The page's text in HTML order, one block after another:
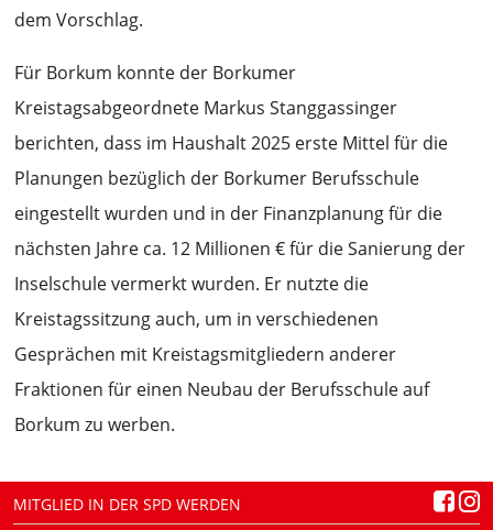
dem Vorschlag.
Für Borkum konnte der Borkumer
Kreistagsabgeordnete Markus Stanggassinger
berichten, dass im Haushalt 2025 erste Mittel für die
Planungen bezüglich der Borkumer Berufsschule
eingestellt wurden und in der Finanzplanung für die
nächsten Jahre ca. 12 Millionen € für die Sanierung der
Inselschule vermerkt wurden. Er nutzte die
Kreistagssitzung auch, um in verschiedenen
Gesprächen mit Kreistagsmitgliedern anderer
Fraktionen für einen Neubau der Berufsschule auf
Borkum zu werben.
MITGLIED IN DER SPD WERDEN